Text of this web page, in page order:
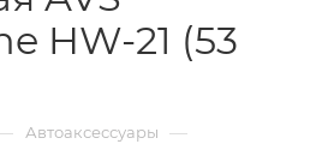
HW-21 (53
Автоаксессуары —